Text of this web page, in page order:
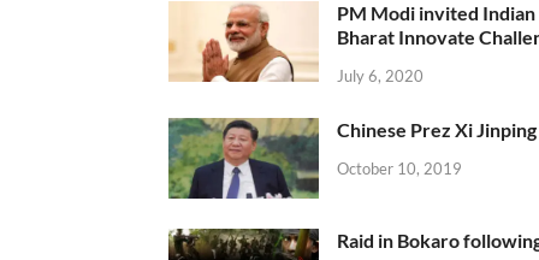
PM Modi invited
Bharat Innovate
July 6, 2020
Chinese Prez Xi
October 10, 2019
Raid in Bokaro